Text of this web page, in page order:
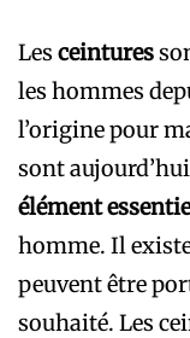
Les ceintures
les hommes
l’origine pour
sont
élément
homme. Il
peuvent être
souhaité. Les